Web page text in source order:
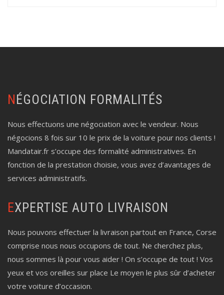
NÉGOCIATION FORMALITÉS
Nous effectuons une négociation avec le vendeur. Nous
négocions 8 fois sur 10 le prix de la voiture pour nos clients !
Mandatair.fr s’occupe des formalité administratives. En
fonction de la prestation choisie, vous avez d’avantages de
services administratifs.
EXPERTISE AUTO LIVRAISON
Nous pouvons effectuer la livraison partout en France, Corse
comprise nous nous occupons de tout. Ne cherchez plus,
nous sommes là pour vous aider ! On s’occupe de tout ! Vos
yeux et vos oreilles sur place Le moyen le plus sûr d’acheter
votre voiture d’occasion.